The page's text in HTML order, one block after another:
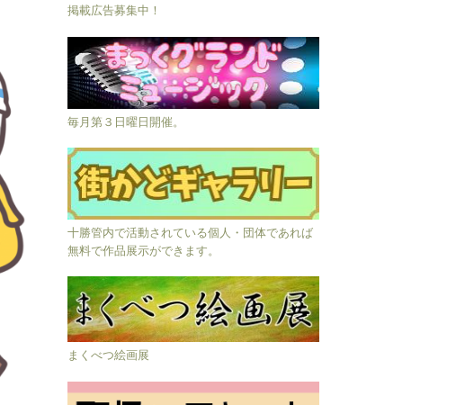
掲載広告募集中！
毎月第３日曜日開催。
十勝管内で活動されている個人・団体であれば
無料で作品展示ができます。
まくべつ絵画展